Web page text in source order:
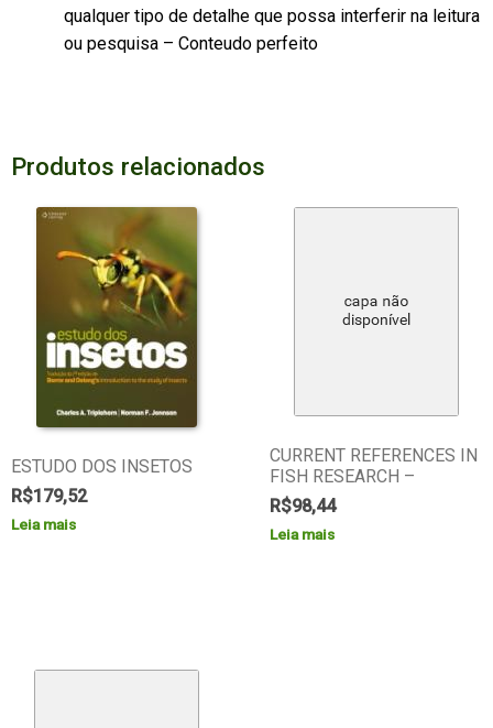
qualquer tipo de detalhe que possa interferir na leitura
ou pesquisa – Conteudo perfeito
Produtos relacionados
ESTUDO DOS INSETOS
R$179,52
Leia mais
CURRENT REFERENCES IN
FISH RESEARCH –
R$98,44
Leia mais